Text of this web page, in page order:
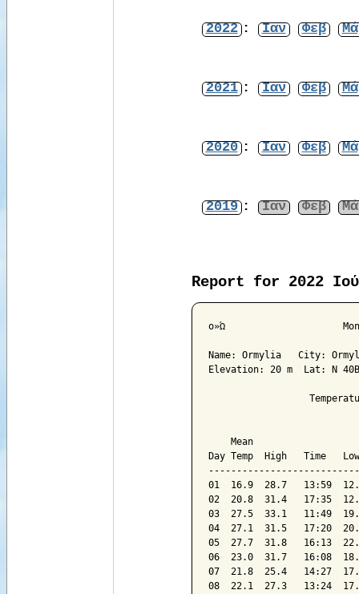
2022 : Ιαν Φεβ
2021 : Ιαν Φεβ
2020 : Ιαν Φεβ
2019 : Ιαν Φεβ
Report for 2022
ο»Ώ			Monthly Climatological Summary for Jun 2022
Name: Ormylia   City:
Elevation: 20 m  Lat: N
Mean
Day Temp  High   Time
01  16.9  28.7   13:59
02  20.8  31.4   17:35
03  27.5  33.1   11:49
04  27.1  31.5   17:20
05  27.7  31.8   16:13
06  23.0  31.7   16:08
07  21.8  25.4   14:27
08  22.1  27.3   13:24